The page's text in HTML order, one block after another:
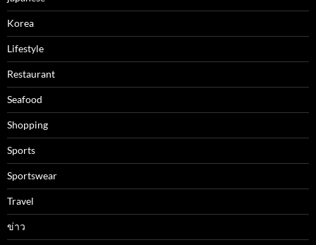
Korea
Lifestyle
Restaurant
Seafood
Shopping
Sports
Sportswear
Travel
ข่าว